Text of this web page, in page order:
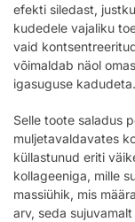
efekti siledast,
kudedele vajaliku
vaid
võimaldab näol
igasuguse kadudeta.
Selle toote saladus
muljetavaldavates
küllastunud eriti
kollageeniga, mille
massiühik, mis
arv, seda